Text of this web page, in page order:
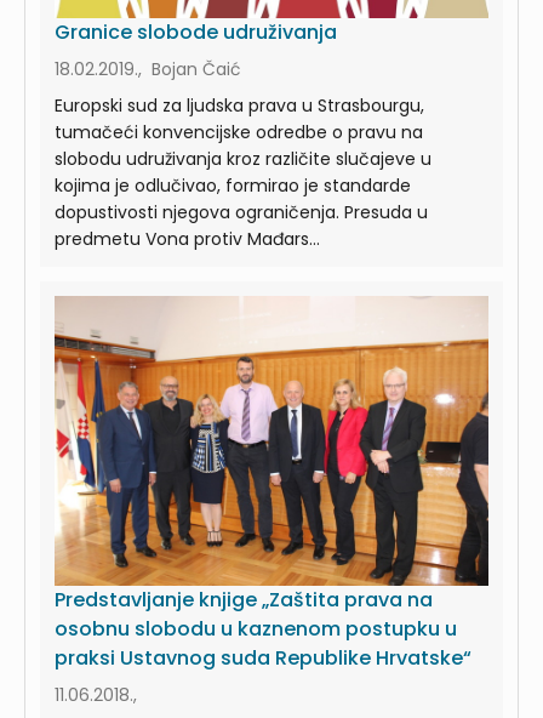
Granice slobode udruživanja
18.02.2019., Bojan Čaić
Europski sud za ljudska prava u Strasbourgu,
tumačeći konvencijske odredbe o pravu na
slobodu udruživanja kroz različite slučajeve u
kojima je odlučivao, formirao je standarde
dopustivosti njegova ograničenja. Presuda u
predmetu Vona protiv Mađars...
Predstavljanje knjige „Zaštita prava na
osobnu slobodu u kaznenom postupku u
praksi Ustavnog suda Republike Hrvatske“
11.06.2018.,